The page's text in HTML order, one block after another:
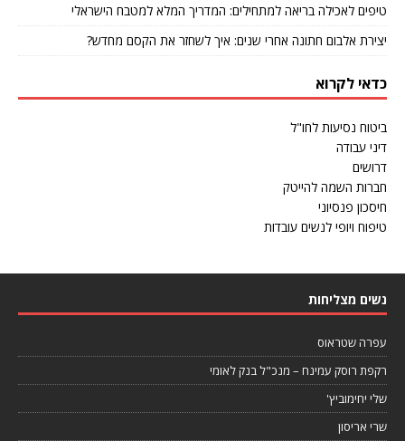
טיפים לאכילה בריאה למתחילים: המדריך המלא למטבח הישראלי
יצירת אלבום חתונה אחרי שנים: איך לשחזר את הקסם מחדש?
כדאי לקרוא
ביטוח נסיעות לחו"ל
דיני עבודה
דרושים
חברות השמה להייטק
חיסכון פנסיוני
טיפוח ויופי לנשים עובדות
נשים מצליחות
עפרה שטראוס
רקפת רוסק עמינח – מנכ"ל בנק לאומי
שלי יחימוביץ'
שרי אריסון